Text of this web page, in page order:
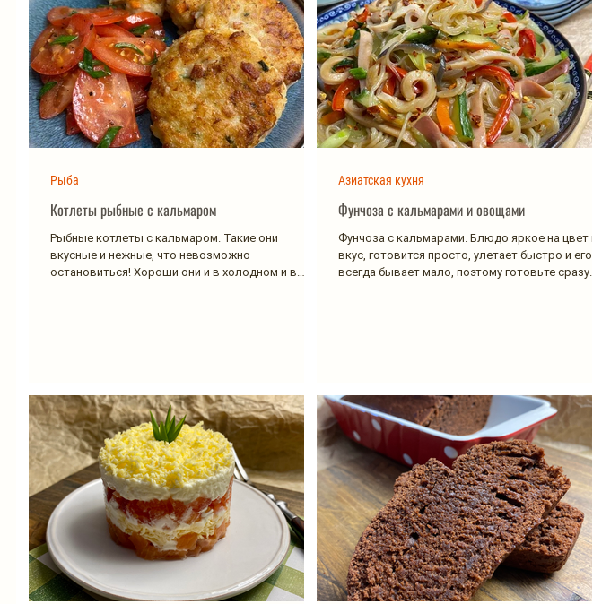
Котлеты рыбные с кальмаром
Рыбные котлеты с кальмаром. Такие они
вкусные и нежные, что невозможно
остановиться! Хороши они и в холодном и в
Рыба
Фунчоза с кальмарами и овощами
Фунчоза с кальмарами. Блюдо яркое на цвет и
вкус, готовится просто, улетает быстро и его
всегда бывает мало, поэтому готовьте сразу...
Азиатская кухня